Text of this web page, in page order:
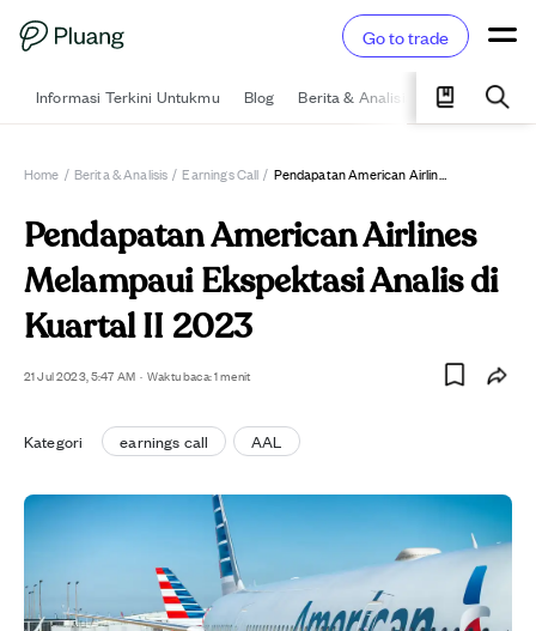
Go to trade
Informasi Terkini Untukmu Blog Berita & Analisis Pelajari
Home / Berita & Analisis / Earnings Call / Pendapatan American Airlines Melampaui Ekspektasi Analis Di Kuartal II 2023
Pendapatan American Airlines
Melampaui Ekspektasi Analis di
Kuartal II 2023
21 Jul 2023, 5:47 AM · Waktu baca: 1 menit
Kategori earnings call AAL